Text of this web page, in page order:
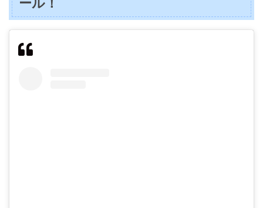
ール！